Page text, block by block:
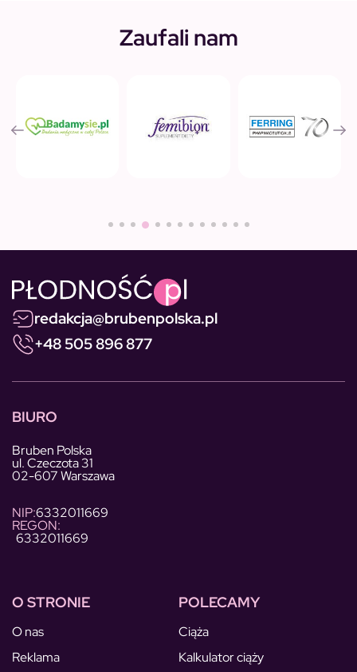
Zaufali nam
redakcja@brubenpolska.pl
+48 505 896 877
BIURO
Bruben Polska
ul. Czeczota 31
02-607 Warszawa
NIP:6332011669
REGON:
6332011669
O STRONIE
O nas
Reklama
POLECAMY
Ciąża
Kalkulator ciąży